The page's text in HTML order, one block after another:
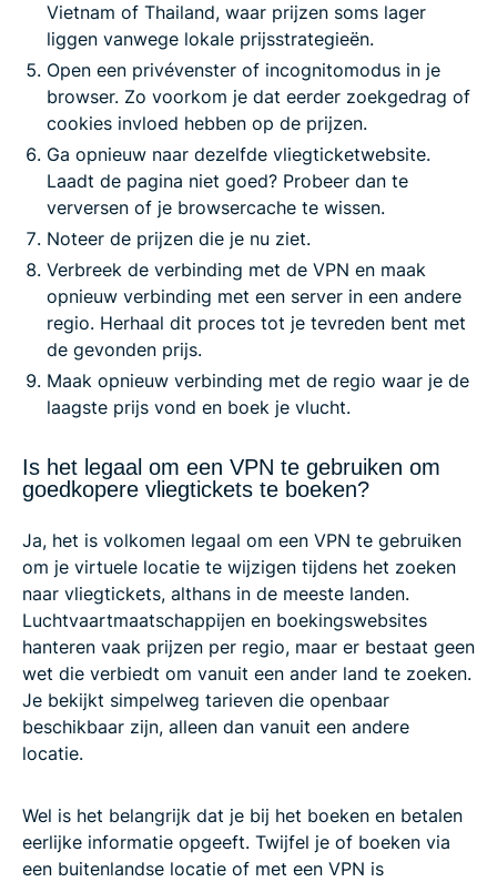
Vietnam of Thailand, waar prijzen soms lager
liggen vanwege lokale prijsstrategieën.
Open een privévenster of incognitomodus in je
browser. Zo voorkom je dat eerder zoekgedrag of
cookies invloed hebben op de prijzen.
Ga opnieuw naar dezelfde vliegticketwebsite.
Laadt de pagina niet goed? Probeer dan te
verversen of je browsercache te wissen.
Noteer de prijzen die je nu ziet.
Verbreek de verbinding met de VPN en maak
opnieuw verbinding met een server in een andere
regio. Herhaal dit proces tot je tevreden bent met
de gevonden prijs.
Maak opnieuw verbinding met de regio waar je de
laagste prijs vond en boek je vlucht.
Is het legaal om een VPN te gebruiken om
goedkopere vliegtickets te boeken?
Ja, het is volkomen legaal om een VPN te gebruiken
om je virtuele locatie te wijzigen tijdens het zoeken
naar vliegtickets, althans in de meeste landen.
Luchtvaartmaatschappijen en boekingswebsites
hanteren vaak prijzen per regio, maar er bestaat geen
wet die verbiedt om vanuit een ander land te zoeken.
Je bekijkt simpelweg tarieven die openbaar
beschikbaar zijn, alleen dan vanuit een andere
locatie.
Wel is het belangrijk dat je bij het boeken en betalen
eerlijke informatie opgeeft. Twijfel je of boeken via
een buitenlandse locatie of met een VPN is